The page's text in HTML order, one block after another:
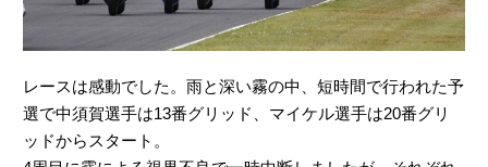
レースは感動でした。雨と深い霧の中、短時間で行われた予
選で中須賀選手は13番グリッド、マイケル選手は20番グリ
ッドからスタート。